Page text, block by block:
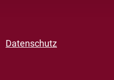
Datenschutz